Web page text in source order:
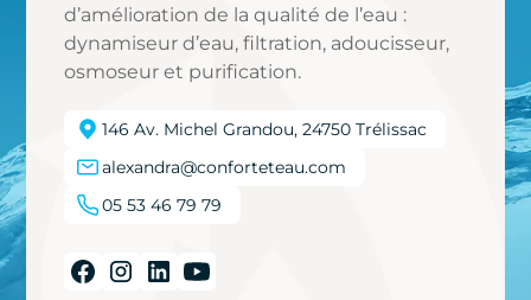
d’amélioration de la qualité de l’eau :
dynamiseur d’eau, filtration, adoucisseur,
osmoseur et purification.
146 Av. Michel Grandou, 24750 Trélissac
alexandra@conforteteau.com
05 53 46 79 79